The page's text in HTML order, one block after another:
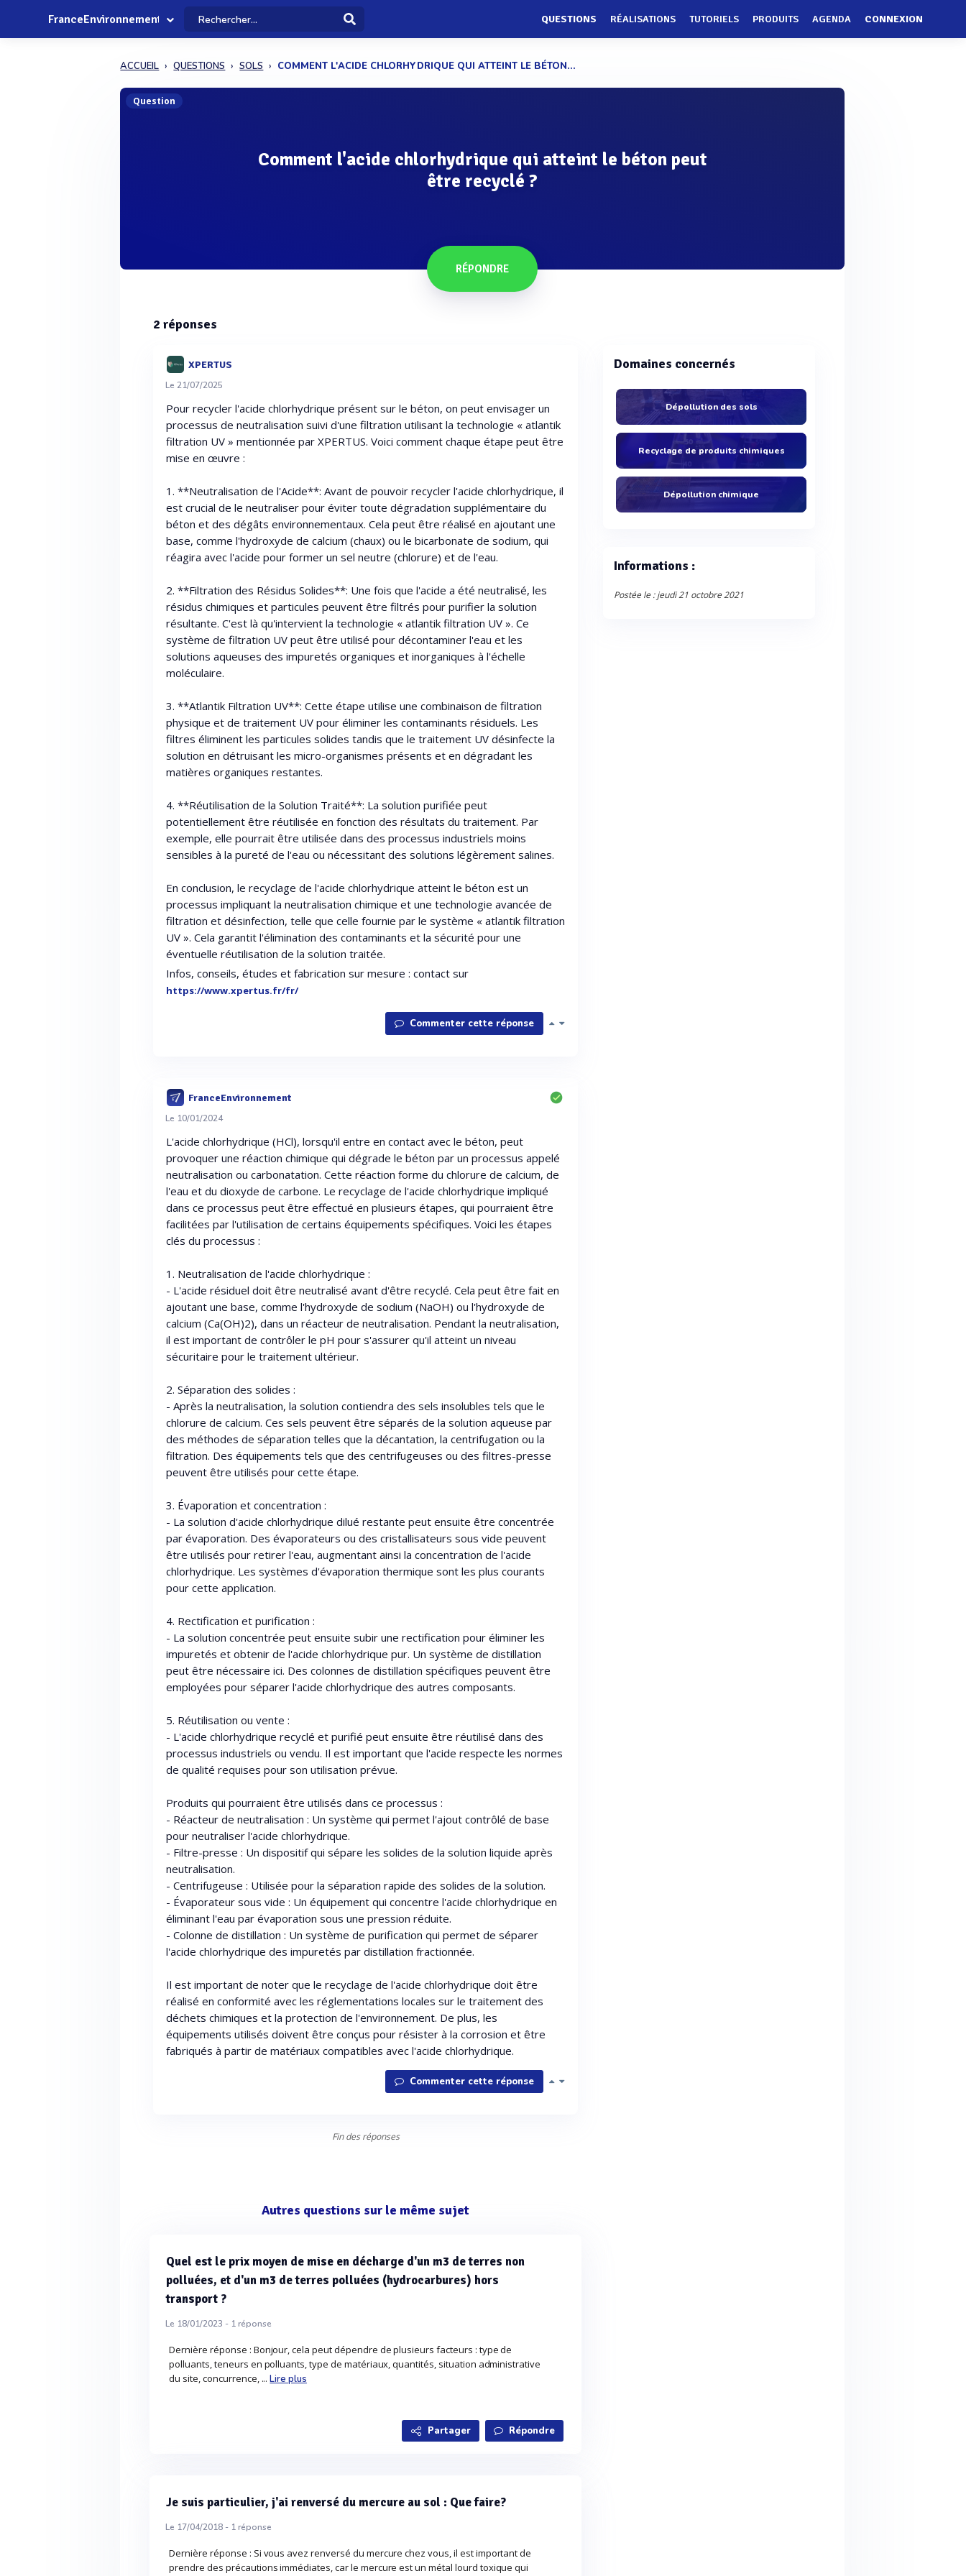
FranceEnvironnement QUESTIONS RÉALISATIONS TUTORIELS PRODUITS AGENDA CONNEXION
ACCUEIL QUESTIONS SOLS COMMENT L'ACIDE CHLORHYDRIQUE QUI ATTEINT LE BÉTON...
Question
Comment l'acide chlorhydrique qui atteint le béton peut
être recyclé ?
RÉPONDRE
2 réponses
XPERTUS
Le 21/07/2025
Pour recycler l'acide chlorhydrique présent sur le béton, on peut envisager un
processus de neutralisation suivi d'une filtration utilisant la technologie « atlantik
filtration UV » mentionnée par XPERTUS. Voici comment chaque étape peut être
mise en œuvre :
1. **Neutralisation de l'Acide**: Avant de pouvoir recycler l'acide chlorhydrique, il
est crucial de le neutraliser pour éviter toute dégradation supplémentaire du
béton et des dégâts environnementaux. Cela peut être réalisé en ajoutant une
base, comme l'hydroxyde de calcium (chaux) ou le bicarbonate de sodium, qui
réagira avec l'acide pour former un sel neutre (chlorure) et de l'eau.
2. **Filtration des Résidus Solides**: Une fois que l'acide a été neutralisé, les
résidus chimiques et particules peuvent être filtrés pour purifier la solution
résultante. C'est là qu'intervient la technologie « atlantik filtration UV ». Ce
système de filtration UV peut être utilisé pour décontaminer l'eau et les
solutions aqueuses des impuretés organiques et inorganiques à l'échelle
moléculaire.
3. **Atlantik Filtration UV**: Cette étape utilise une combinaison de filtration
physique et de traitement UV pour éliminer les contaminants résiduels. Les
filtres éliminent les particules solides tandis que le traitement UV désinfecte la
solution en détruisant les micro-organismes présents et en dégradant les
matières organiques restantes.
4. **Réutilisation de la Solution Traité**: La solution purifiée peut
potentiellement être réutilisée en fonction des résultats du traitement. Par
exemple, elle pourrait être utilisée dans des processus industriels moins
sensibles à la pureté de l'eau ou nécessitant des solutions légèrement salines.
En conclusion, le recyclage de l'acide chlorhydrique atteint le béton est un
processus impliquant la neutralisation chimique et une technologie avancée de
filtration et désinfection, telle que celle fournie par le système « atlantik filtration
UV ». Cela garantit l'élimination des contaminants et la sécurité pour une
éventuelle réutilisation de la solution traitée.
Infos, conseils, études et fabrication sur mesure : contact sur
https://www.xpertus.fr/fr/
Commenter cette réponse
FranceEnvironnement
Le 10/01/2024
L'acide chlorhydrique (HCl), lorsqu'il entre en contact avec le béton, peut
provoquer une réaction chimique qui dégrade le béton par un processus appelé
neutralisation ou carbonatation. Cette réaction forme du chlorure de calcium, de
l'eau et du dioxyde de carbone. Le recyclage de l'acide chlorhydrique impliqué
dans ce processus peut être effectué en plusieurs étapes, qui pourraient être
facilitées par l'utilisation de certains équipements spécifiques. Voici les étapes
clés du processus :
1. Neutralisation de l'acide chlorhydrique :
- L'acide résiduel doit être neutralisé avant d'être recyclé. Cela peut être fait en
ajoutant une base, comme l'hydroxyde de sodium (NaOH) ou l'hydroxyde de
calcium (Ca(OH)2), dans un réacteur de neutralisation. Pendant la neutralisation,
il est important de contrôler le pH pour s'assurer qu'il atteint un niveau
sécuritaire pour le traitement ultérieur.
2. Séparation des solides :
- Après la neutralisation, la solution contiendra des sels insolubles tels que le
chlorure de calcium. Ces sels peuvent être séparés de la solution aqueuse par
des méthodes de séparation telles que la décantation, la centrifugation ou la
filtration. Des équipements tels que des centrifugeuses ou des filtres-presse
peuvent être utilisés pour cette étape.
3. Évaporation et concentration :
- La solution d'acide chlorhydrique dilué restante peut ensuite être concentrée
par évaporation. Des évaporateurs ou des cristallisateurs sous vide peuvent
être utilisés pour retirer l'eau, augmentant ainsi la concentration de l'acide
chlorhydrique. Les systèmes d'évaporation thermique sont les plus courants
pour cette application.
4. Rectification et purification :
- La solution concentrée peut ensuite subir une rectification pour éliminer les
impuretés et obtenir de l'acide chlorhydrique pur. Un système de distillation
peut être nécessaire ici. Des colonnes de distillation spécifiques peuvent être
employées pour séparer l'acide chlorhydrique des autres composants.
5. Réutilisation ou vente :
- L'acide chlorhydrique recyclé et purifié peut ensuite être réutilisé dans des
processus industriels ou vendu. Il est important que l'acide respecte les normes
de qualité requises pour son utilisation prévue.
Produits qui pourraient être utilisés dans ce processus :
- Réacteur de neutralisation : Un système qui permet l'ajout contrôlé de base
pour neutraliser l'acide chlorhydrique.
- Filtre-presse : Un dispositif qui sépare les solides de la solution liquide après
neutralisation.
- Centrifugeuse : Utilisée pour la séparation rapide des solides de la solution.
- Évaporateur sous vide : Un équipement qui concentre l'acide chlorhydrique en
éliminant l'eau par évaporation sous une pression réduite.
- Colonne de distillation : Un système de purification qui permet de séparer
l'acide chlorhydrique des impuretés par distillation fractionnée.
Il est important de noter que le recyclage de l'acide chlorhydrique doit être
réalisé en conformité avec les réglementations locales sur le traitement des
déchets chimiques et la protection de l'environnement. De plus, les
équipements utilisés doivent être conçus pour résister à la corrosion et être
fabriqués à partir de matériaux compatibles avec l'acide chlorhydrique.
Commenter cette réponse
Fin des réponses
Autres questions sur le même sujet
Quel est le prix moyen de mise en décharge d'un m3 de terres non
polluées, et d'un m3 de terres polluées (hydrocarbures) hors
transport ?
Le 18/01/2023 - 1réponse
Dernière réponse : Bonjour, cela peut dépendre de plusieurs facteurs : type de
polluants, teneurs en polluants, type de matériaux, quantités, situation administrative
du site, concurrence, ...Lire plus
Partager Répondre
Je suis particulier, j'ai renversé du mercure au sol : Que faire?
Le 17/04/2018 - 1réponse
Dernière réponse : Si vous avez renversé du mercure chez vous, il est important de
prendre des précautions immédiates, car le mercure est un métal lourd toxique qui
Domaines concernés
Dépollution des sols
Recyclage de produits chimiques
Dépollution chimique
Informations :
Postée le : jeudi 21 octobre 2021